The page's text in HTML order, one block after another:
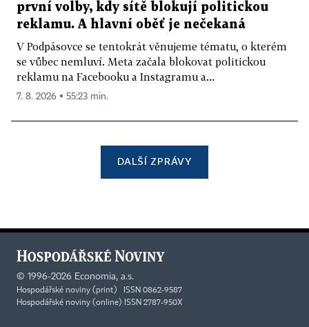
první volby, kdy sítě blokují politickou
reklamu. A hlavní oběť je nečekaná
V Podpásovce se tentokrát věnujeme tématu, o kterém
se vůbec nemluví. Meta začala blokovat politickou
reklamu na Facebooku a Instagramu a...
7. 8. 2026 ▪ 55:23 min.
DALŠÍ ZPRÁVY
© 1996-2026 Economia, a.s.
Hospodářské noviny (print) ISSN 0862-9587
Hospodářské noviny (online) ISSN 2787-950X